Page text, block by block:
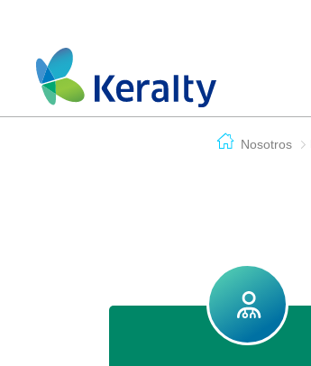
Nosotros